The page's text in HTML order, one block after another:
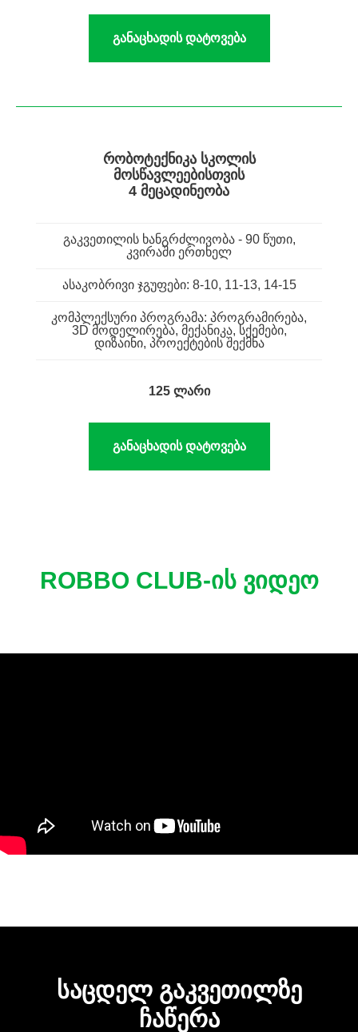
განაცხადის დატოვება
ᲠᲝᲑᲝᲢᲔᲥᲜᲘᲙᲐ ᲡᲙᲝᲚᲘᲡ
ᲛᲝᲡᲬᲐᲕᲚᲔᲔᲑᲘᲡᲗᲕᲘᲡ
4 ᲛᲔᲪᲐᲓᲘᲜᲔᲝᲑᲐ
გაკვეთილის ხანგრძლივობა - 90 წუთი,
კვირაში ერთხელ
ასაკობრივი ჯგუფები: 8-10, 11-13, 14-15
კომპლექსური პროგრამა: პროგრამირება,
3D მოდელირება, მექანიკა, სქემები,
დიზაინი, პროექტების შექმნა
125 ლარი
განაცხადის დატოვება
ROBBO CLUB-ᲘᲡ ᲕᲘᲓᲔᲝ
ᲡᲐᲪᲓᲔᲚ ᲒᲐᲙᲕᲔᲗᲘᲚᲖᲔ
ᲩᲐᲬᲔᲠᲐ